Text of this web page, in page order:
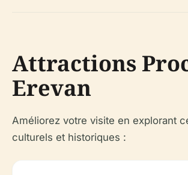
Attractions
Erevan
Améliorez votre visite en explorant
culturels et historiques :